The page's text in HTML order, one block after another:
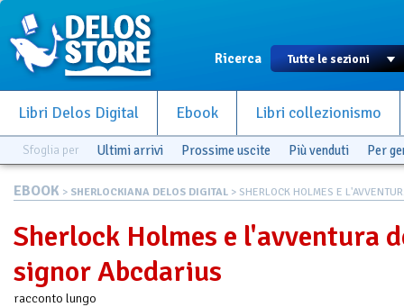
Ricerca
Libri Delos Digital Ebook Libri collezionismo
Sfoglia per Ultimi arrivi Prossime uscite Più venduti Per
EBOOK > SHERLOCKIANA DELOS DIGITAL > SHERLOCK HOLMES E
Sherlock Holmes e l'avventura
signor Abcdarius
racconto lungo